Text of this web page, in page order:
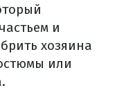
и
хозяина
или